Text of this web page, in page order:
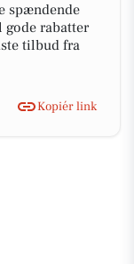
spændende
rabatter
tilbud fra
Kopiér link